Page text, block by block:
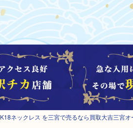
K18ネックレス を三宮で売るなら買取大吉三宮オ